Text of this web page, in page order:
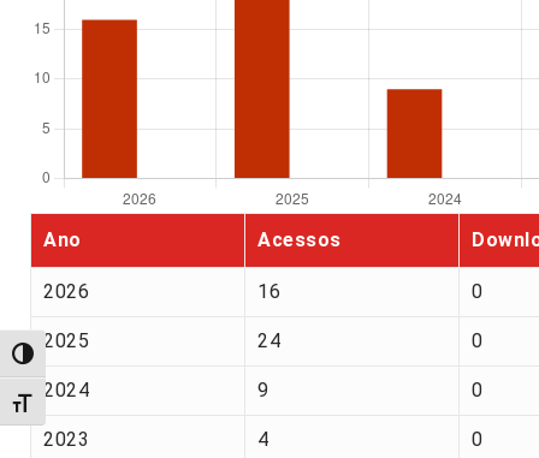
Alternar alto contraste
Alternar tamanho da fonte
Ano Acessos
2026 16 0
2025 24 0
2024 9 0
2023 4 0